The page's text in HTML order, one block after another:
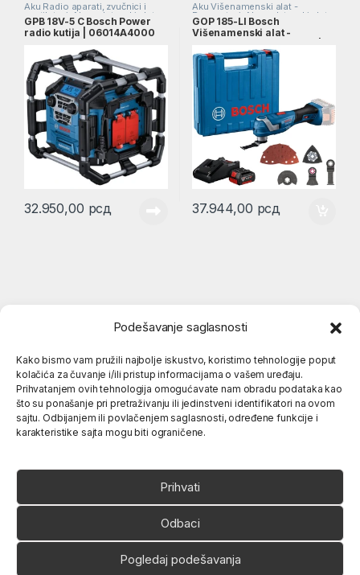
Podešavanje saglasnosti
Kako bismo vam pružili najbolje iskustvo, koristimo tehnologije poput
kolačića za čuvanje i/ili pristup informacijama o vašem uređaju.
Prihvatanjem ovih tehnologija omogućavate nam obradu podataka kao
što su ponašanje pri pretraživanju ili jedinstveni identifikatori na ovom
sajtu. Odbijanjem ili povlačenjem saglasnosti, određene funkcije i
karakteristike sajta mogu biti ograničene.
Prihvati
Odbaci
Pogledaj podešavanja
Aku Radio aparati, zvučnici i
ventilatori ,Akumulatorski alat
GPB 18V-5 C Bosch Power
radio kutija | 06014A4000
32.950,00 рсд
Aku Višenamenski alat -
Renovatori ,Akumulatorski alat
GOP 185-LI Bosch
Višenamenski alat -
06018G2021
37.944,00 рсд
Popularne kategorije
O nama
Ukoliko imate neko pitanje,